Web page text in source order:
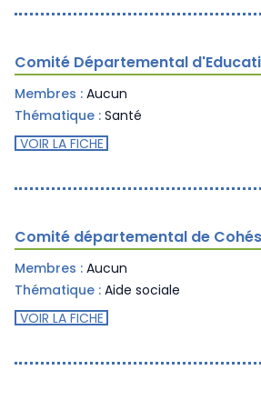
Comité Départemental
Membres : Aucun
Thématique : Santé
VOIR LA FICHE
Comité départemental de
Membres : Aucun
Thématique : Aide sociale
VOIR LA FICHE